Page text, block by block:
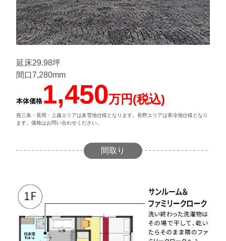
延床29.98坪
間口7,280mm
本体価格 1,450万円(税込)
燕三条・長岡・上越エリアは多雪地仕様となります。長野エリアは寒冷地仕様となり
ます。価格はお問い合わせください。
間取り